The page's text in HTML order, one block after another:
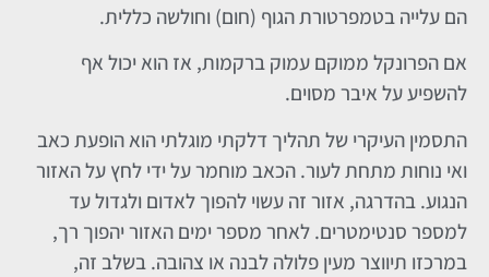
הם עלייה בטמפרטורת הגוף (חום) וחולשה כללית.
אם הפרונקל ממוקם עמוק ברקמות, אז הוא יכול אף
להשפיע על איבר מסוים.
התסמין העיקרי של תהליך דלקתי מוגלתי הוא הופעת כאב
ואי נוחות מתחת לעור. הכאב מוחמר על ידי לחץ על האזור
הנגוע. בהדרגה, אזור זה עשוי להפוך לאדום ולגדול עד
למספר סנטימטרים. לאחר מספר ימים האזור יהפוך רך,
במרכזו תיווצר מעין פלולה לבנה או צהובה. בשלב זה,